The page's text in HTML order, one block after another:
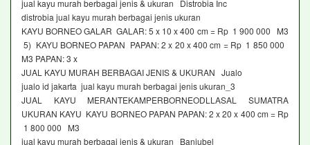
jual kayu murah berbagai jenis & ukuran Distrobia Inc
distrobia jual kayu murah berbagai jenis ukuran
KAYU BORNEO GALAR GALAR: 5 x 10 x 400 cm = Rp 1 900 000 M3
5) KAYU BORNEO PAPAN PAPAN: 2 x 20 x 400 cm = Rp 1 850 000
M3 PAPAN: 3 x
JUAL KAYU MURAH BERBAGAI JENIS & UKURAN Jualo
jualo id jakarta jual kayu murah berbagai jenis ukuran_3
JUAL KAYU MERANTEKAMPERBORNEODLLASAL SUMATRA
UKURAN KAYU KAYU BORNEO PAPAN PAPAN: 2 x 20 x 400 cm = Rp
1 800 000 M3
jual kayu murah berbagai jenis & ukuran Banjubel